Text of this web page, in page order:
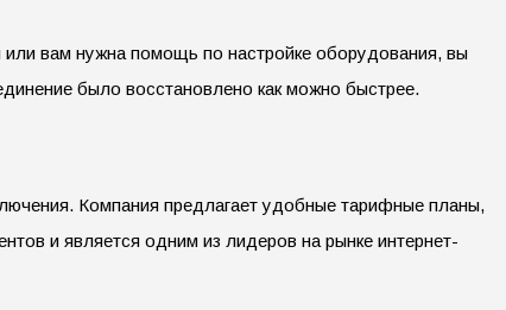
вам нужна помощь по настройке оборудования, вы
было восстановлено как можно быстрее.
Компания предлагает удобные тарифные планы,
и является одним из лидеров на рынке интернет-